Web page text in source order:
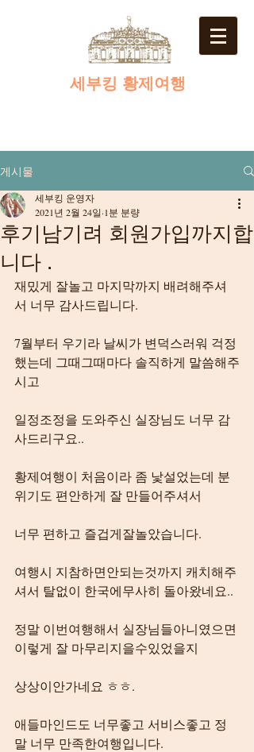
​세부킹 황제여행
게시물
후기남기려 회원가입까지합
니다 .
세부킹 운영자
2021년 2월 24일 1분 분량
재밌게 잘놀고 마지막까지 배려해주셔
서 너무 감사드립니다.
7월부터 우기라 날씨가 변덕스러워 걱정
했는데 그때그때마다 솔직하게 말씀해주
시고
일정조정을 도와주신 실장님도 너무 감
사드리구요..
황제여행이 처음이라 좀 낯설었는데 분
위기도 편안하게 잘 만들어주셔서
너무 편하고 즐겁게잘놀았습니다.
여행시 지참하면안되는것까지 캐치해주
셔서 탈없이 한국에무사히 돌아왔네요..
정말 이번여행해서 실장님들아니였으면
이렇게 잘 마무리지을수있었을지
상상이안가네요 ㅎㅎ.
애들마인드도 너무좋고 서비스좋고 정
말 너무 만족한여행입니다.